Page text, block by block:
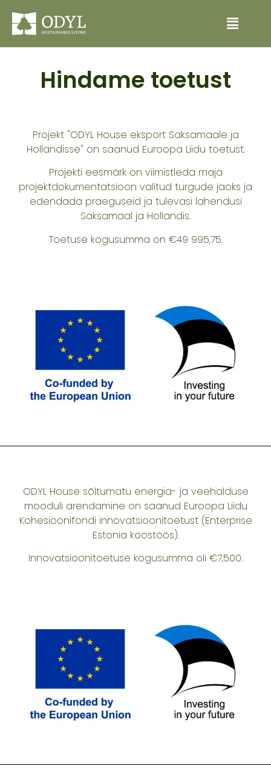
Hindame toetust
Projekt "ODYL House eksport Saksamaale ja
Hollandisse" on saanud Euroopa Liidu toetust.
Projekti eesmärk on viimistleda maja
projektdokumentatsioon valitud turgude jaoks ja
edendada praeguseid ja tulevasi lahendusi
Saksamaal ja Hollandis.
Toetuse kogusumma on €49 995,75.
ODYL House sõltumatu energia- ja veehalduse
mooduli arendamine on saanud Euroopa Liidu
Kohesioonifondi innovatsioonitoetust (Enterprise
Estonia koostöös).
Innovatsioonitoetuse kogusumma oli €7,500.